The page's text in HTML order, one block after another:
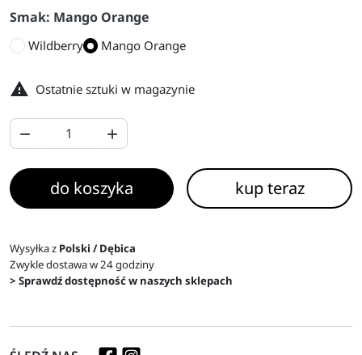
Smak: Mango Orange
Wildberry Mango Orange
 Ostatnie sztuki w magazynie
 
do koszyka kup teraz
Wysyłka z Polski / Dębica
Zwykle dostawa w 24 godziny
> Sprawdź dostępność w naszych sklepach